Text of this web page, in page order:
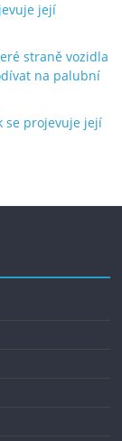
její
straně vozidla
na palubní
se projevuje její